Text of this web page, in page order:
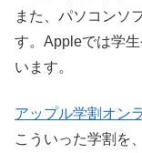
また、パソコンソ
す。Appleでは学
います。
アップル学割オン
こういった学割を